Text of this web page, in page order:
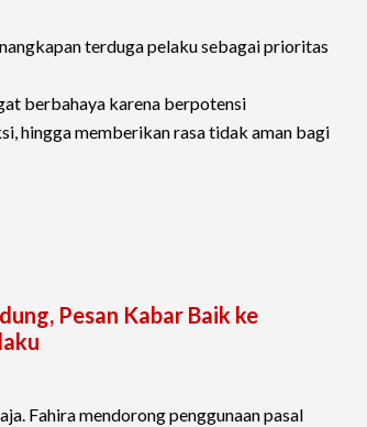
terduga pelaku sebagai prioritas
berbahaya karena berpotensi
hingga memberikan rasa tidak aman bagi
Pesan Kabar Baik ke
Fahira mendorong penggunaan pasal